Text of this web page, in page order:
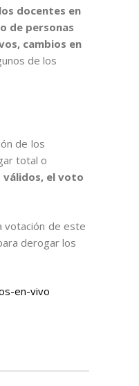
docentes en
de personas
cambios en
de los
de los
total o
válidos, el voto
votación de este
derogar los
en-vivo